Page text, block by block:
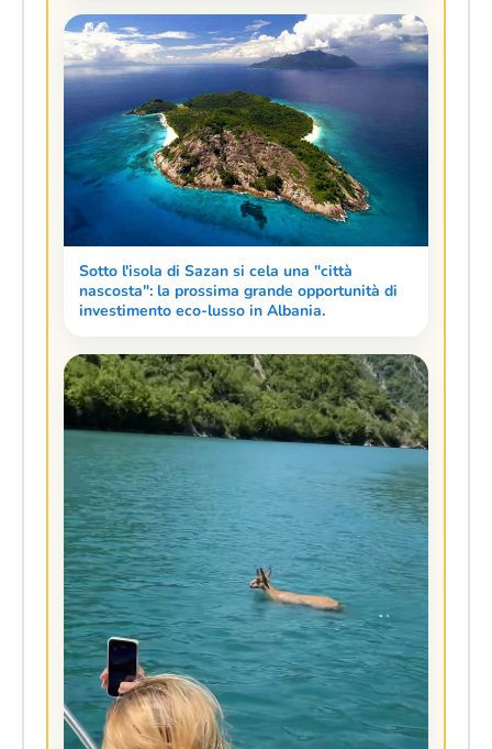
Sotto l'isola di Sazan si cela una "città
nascosta": la prossima grande opportunità di
investimento eco-lusso in Albania.